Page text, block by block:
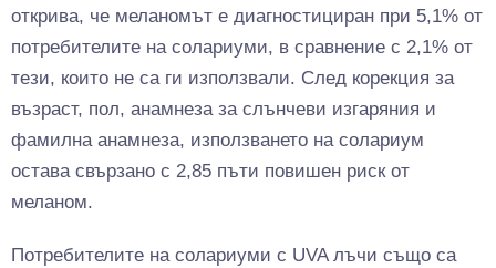
открива, че меланомът е диагностициран при 5,1% от
потребителите на солариуми, в сравнение с 2,1% от
тези, които не са ги използвали. След корекция за
възраст, пол, анамнеза за слънчеви изгаряния и
фамилна анамнеза, използването на солариум
остава свързано с 2,85 пъти повишен риск от
меланом.
Потребителите на солариуми с UVA лъчи също са